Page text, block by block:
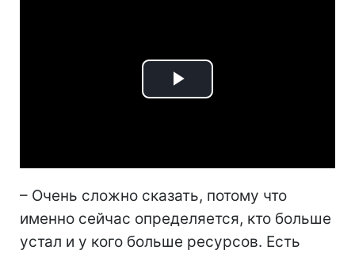
Play
– Очень сложно сказать, потому что
именно сейчас определяется, кто больше
устал и у кого больше ресурсов. Есть